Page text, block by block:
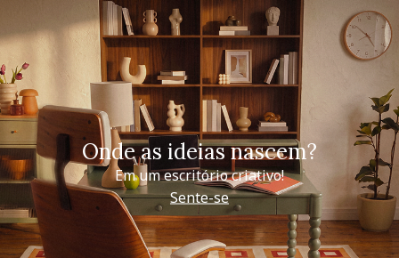
Onde as ideias nascem?
Em um escritório criativo!
Sente-se